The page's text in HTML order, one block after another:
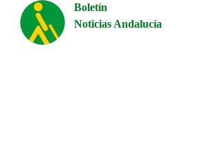
Boletín
Noticias Andalucía